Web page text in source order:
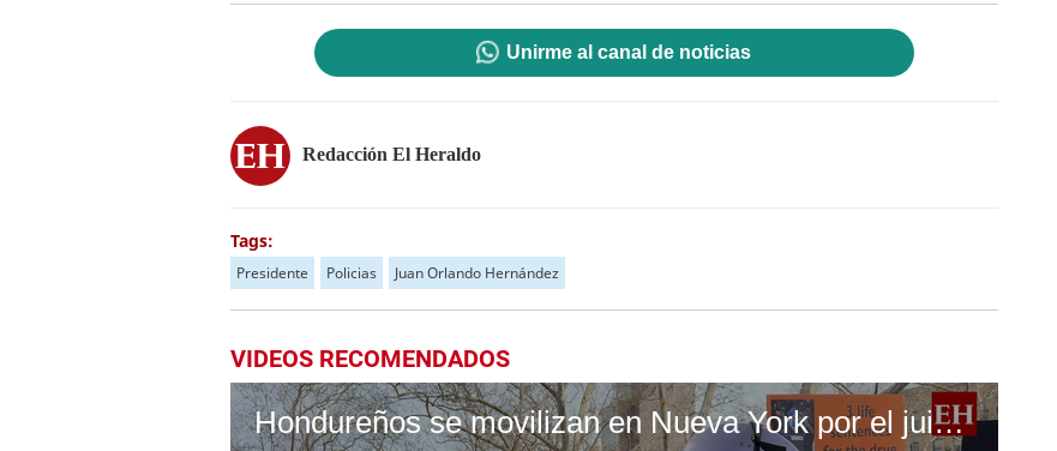
Unirme al canal de noticias
Redacción El Heraldo
Tags:
Presidente Policias Juan Orlando Hernández
VIDEOS RECOMENDADOS
Hondureños se movilizan en Nueva York por el juicio de JOH